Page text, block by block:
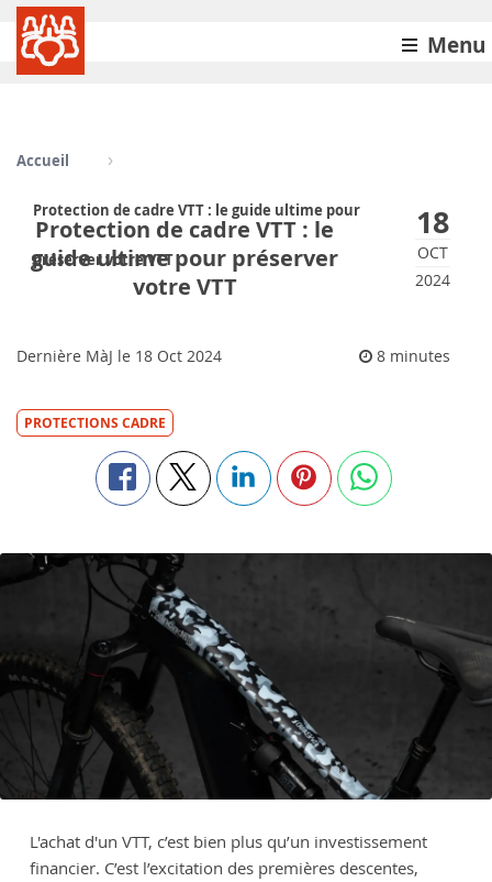
Menu
Accueil
Protection de cadre VTT : le guide ultime pour
préserver votre VTT
18
OCT
2024
Protection de cadre VTT : le
guide ultime pour préserver
votre VTT
8 minutes
Dernière MàJ le 18 Oct 2024
PROTECTIONS CADRE
L'achat d'un VTT, c’est bien plus qu’un investissement
financier. C’est l’excitation des premières descentes,